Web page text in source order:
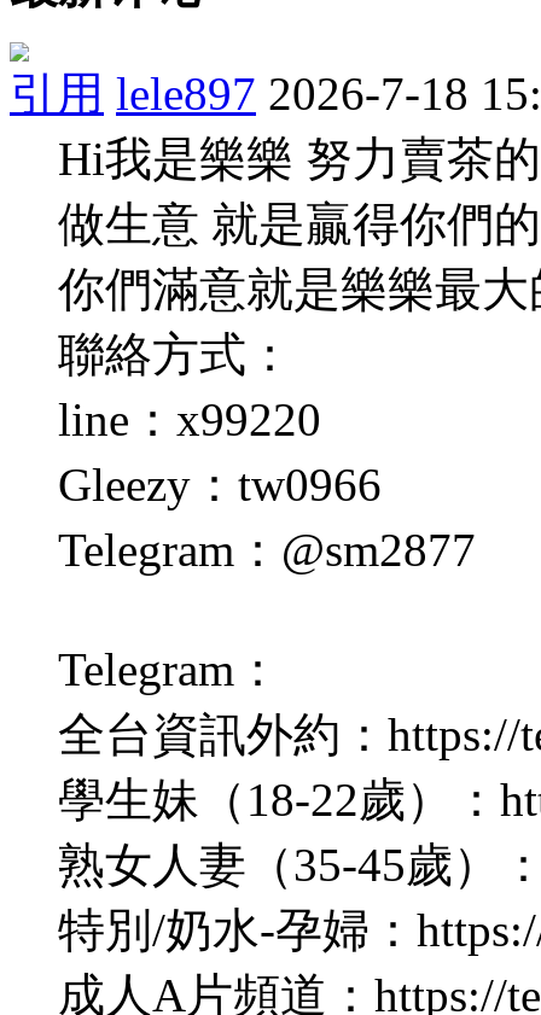
引用 lele897 2026-7-18
Hi我是樂樂 努力賣茶
做生意 就是贏得你們
你們滿意就是樂樂最
聯絡方式：
line：x99220
Gleezy：tw0966
Telegram：@sm2877
Telegram：
全台資訊外約：https://
學生妹（18-22歲）：
熟女人妻（35-45歲）
特別/奶水-孕婦：
成人A片頻道：https://